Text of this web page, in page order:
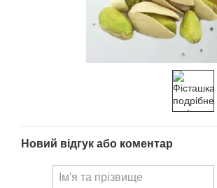
Новий відгук або коментар